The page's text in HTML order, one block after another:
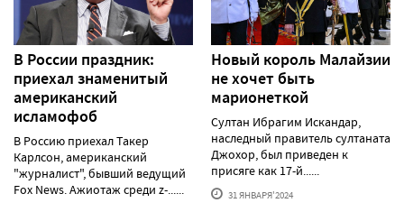
В России праздник:
приехал знаменитый
американский
исламофоб
В Россию приехал Такер
Карлсон, американский
"журналист", бывший ведущий
Fox News. Ажиотаж среди z-......
Новый король Малайзии
не хочет быть
марионеткой
Султан Ибрагим Искандар,
наследный правитель султаната
Джохор, был приведен к
присяге как 17-й......
31 ЯНВАРЯ'2024